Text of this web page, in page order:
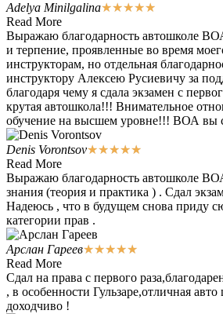
Adelya Minilgalina★★★★★
Read More
Выражаю благодарность автошколе
и терпение, проявленные во время
инструкторам, но отдельная
инструктору Алексею Русиевичу за
благодаря чему я сдала экзамен с
крутая автошкола!!! Внимательное
обучение на высшем уровне!!! ВОА вы
Denis Vorontsov★★★★★
Read More
Выражаю благодарность автошколе
знания (теория и практика ) . Сдал
Надеюсь , что в будущем снова приду
категории прав .
Арслан Гареев★★★★★
Read More
Сдал на права с первого
, в особенности Гульзаре,отличная
доходчиво !